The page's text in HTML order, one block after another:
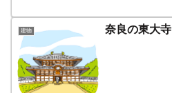
建物 奈良の東大寺